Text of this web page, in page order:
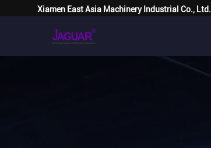
Xiamen East Asia Machinery Industrial Co., Ltd.